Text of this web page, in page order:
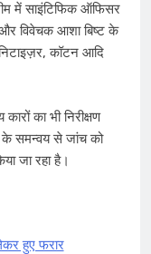
में साइंटिफिक ऑफिसर
विवेचक आशा बिष्ट के
कॉटन आदि
का भी निरीक्षण
के समन्वय से जांच को
जा रहा है।
हुए फरार